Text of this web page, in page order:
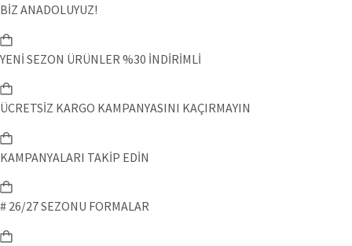
BİZ ANADOLUYUZ!
YENİ SEZON ÜRÜNLER %30 İNDİRİMLİ
ÜCRETSİZ KARGO KAMPANYASINI KAÇIRMAYIN
KAMPANYALARI TAKİP EDİN
# 26/27 SEZONU FORMALAR